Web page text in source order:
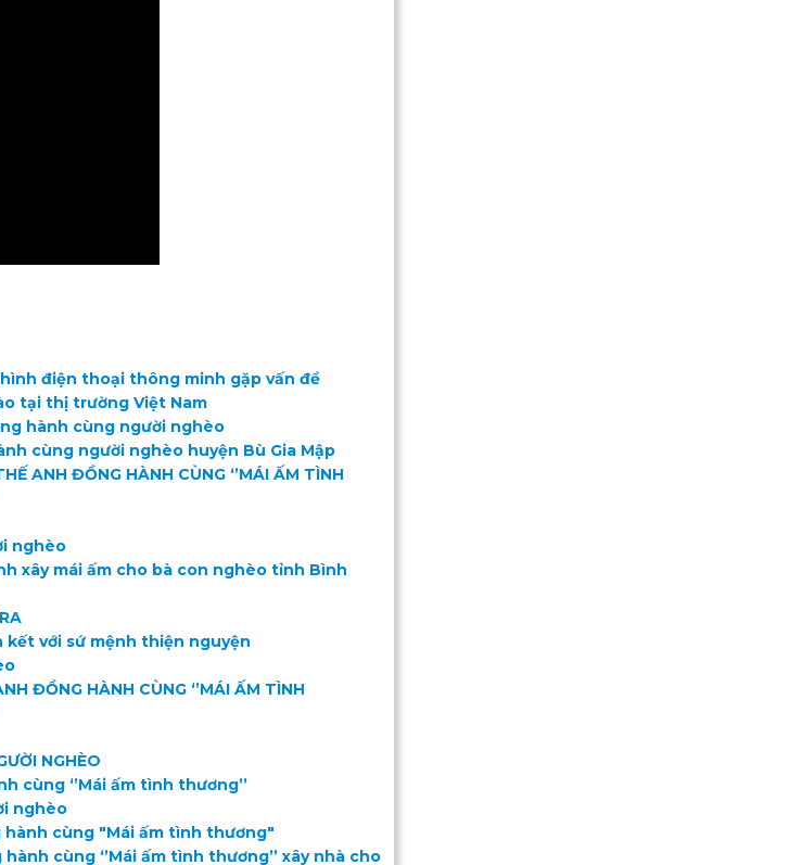
điện thoại thông minh gặp vấn đề
tại thị trường Việt Nam
hành cùng người nghèo
cùng người nghèo huyện Bù Gia Mập
ANH ĐỒNG HÀNH CÙNG ‘’MÁI ẤM TÌNH
nghèo
xây mái ấm cho bà con nghèo tỉnh Bình
kết với sứ mệnh thiện nguyện
ĐỒNG HÀNH CÙNG ‘’MÁI ẤM TÌNH
NGHÈO
cùng ‘’Mái ấm tình thương’’
nghèo
hành cùng "Mái ấm tình thương"
cùng ‘’Mái ấm tình thương’’ xây nhà cho